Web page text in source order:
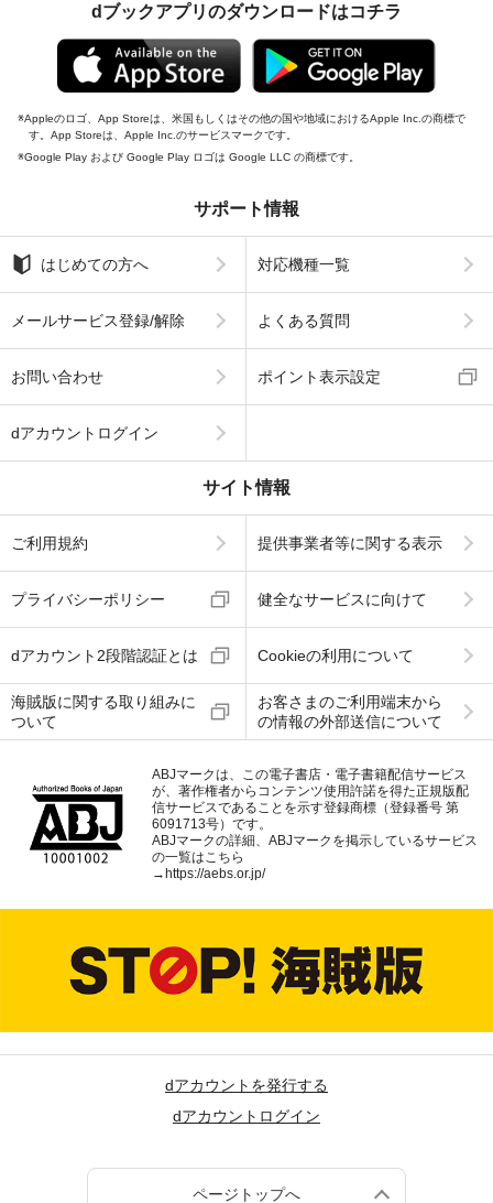
dブックアプリのダウンロードはコチラ
Appleのロゴ、App Storeは、米国もしくはその他の国や地域におけるApple Inc.の商標で
す。App Storeは、Apple Inc.のサービスマークです。
Google Play および Google Play ロゴは Google LLC の商標です。
サポート情報
はじめての方へ 対応機種一覧
メールサービス登録/解除 よくある質問
お問い合わせ ポイント表示設定
dアカウントログイン
サイト情報
ご利用規約 提供事業者等に関する表示
プライバシーポリシー 健全なサービスに向けて
dアカウント2段階認証とは Cookieの利用について
海賊版に関する取り組みに
ついて
お客さまのご利用端末から
の情報の外部送信について
ABJマークは、この電子書店・電子書籍配信サービス
が、著作権者からコンテンツ使用許諾を得た正規版配
信サービスであることを示す登録商標（登録番号 第
6091713号）です。
ABJマークの詳細、ABJマークを掲示しているサービス
の一覧はこちら
→ https://aebs.or.jp/
dアカウントを発行する
dアカウントログイン
ページトップへ